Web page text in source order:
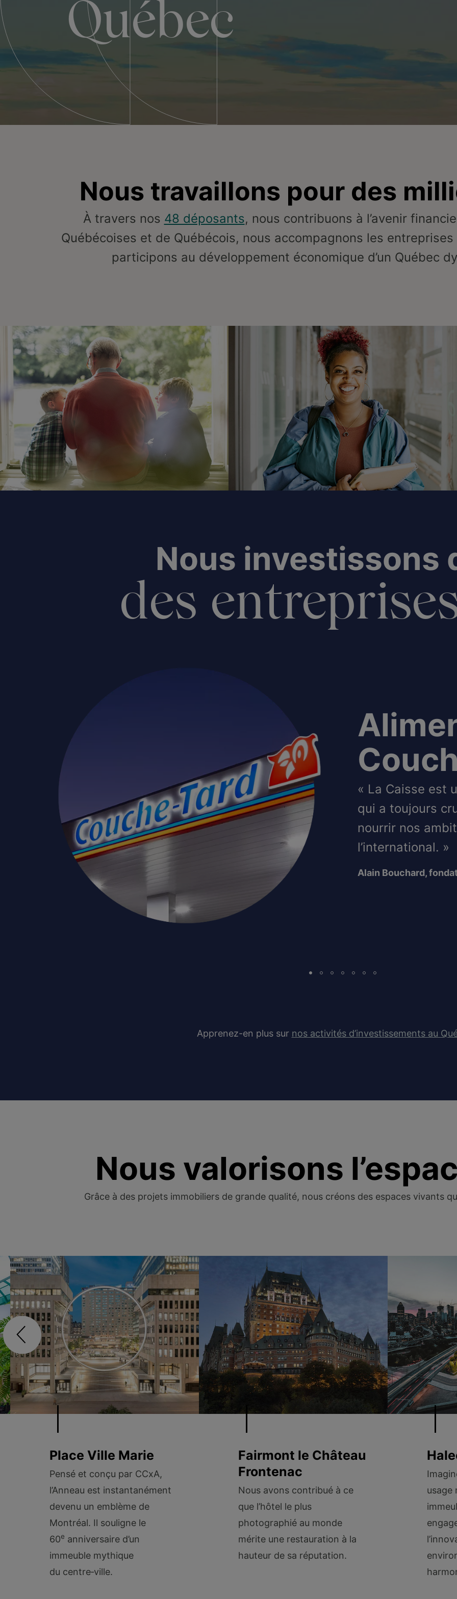
Québec
Nous travaillons pour des
À travers nos 48 déposants, nous contribuons à l’avenir
Québécoises et de Québécois, nous accompagnons les
participons au développement économique d’un Québec
Nous investissons
des
« La Caisse est
qui a toujours
nourrir nos
l’international. »
Alain Bouchard,
Apprenez-en plus sur nos activités d’investissements au
Nous valorisons
Grâce à des projets immobiliers de grande qualité, nous créons des espaces vivants
Place Ville Marie
Pensé et conçu par CCxA,
l’Anneau est instantanément
devenu un emblème de
Montréal. Il souligne le
60e anniversaire d’un
immeuble mythique
du centre‑ville.
Fairmont le Château
Frontenac
Nous avons contribué à ce
que l’hôtel le plus
photographié au monde
mérite une restauration à la
hauteur de sa réputation.
usage